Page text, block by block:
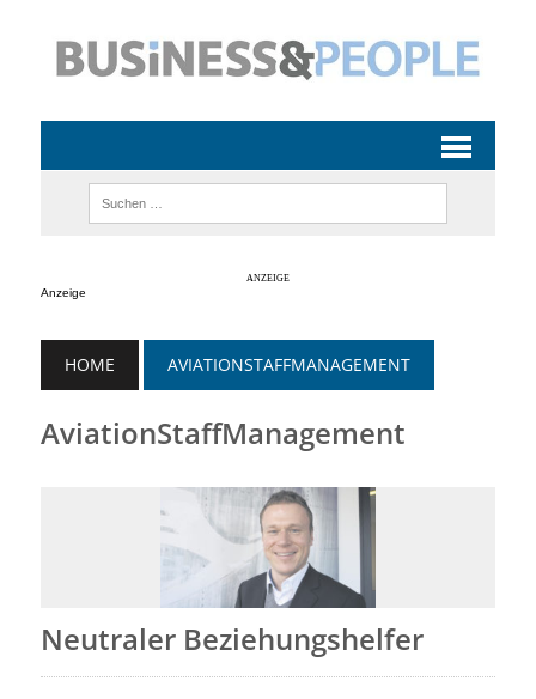
Anzeige
HOME AVIATIONSTAFFMANAGEMENT
AviationStaffManagement
Neutraler Beziehungshelfer